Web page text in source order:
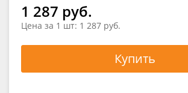
1 287 руб.
Цена за 1 шт: 1 287 руб.
Купить